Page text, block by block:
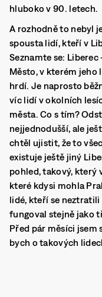
hluboko v 90. letech.
A rozhodně to nebyl
spousta lidí, kteří v
Seznamte se:
Město, v kterém
hrdí. Je naprosto
víc lidí v okolních
města. Co s tím?
nejjednodušší, ale
chtěl ujistit, že to
existuje ještě jiný
pohled, takový, který
které kdysi mohla
lidé, kteří se neztratili
fungoval stejně jako
Před pár měsíci jsem
bych o takových